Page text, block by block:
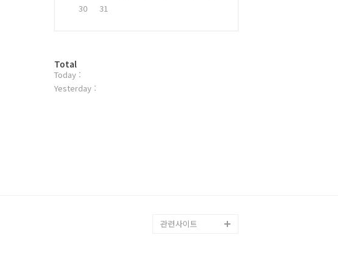
30
31
방
문
자
Total
Today :
Yesterday :
관련사이트